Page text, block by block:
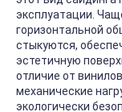
эксплуатации.
горизонтальной
стыкуются,
эстетичную
отличие от
механические
экологически